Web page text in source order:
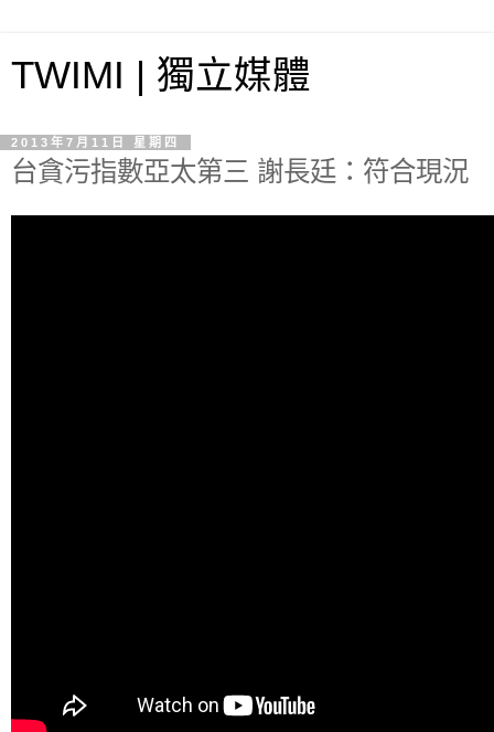
TWIMI | 獨立媒體
2013年7月11日 星期四
台貪污指數亞太第三 謝長廷：符合現況